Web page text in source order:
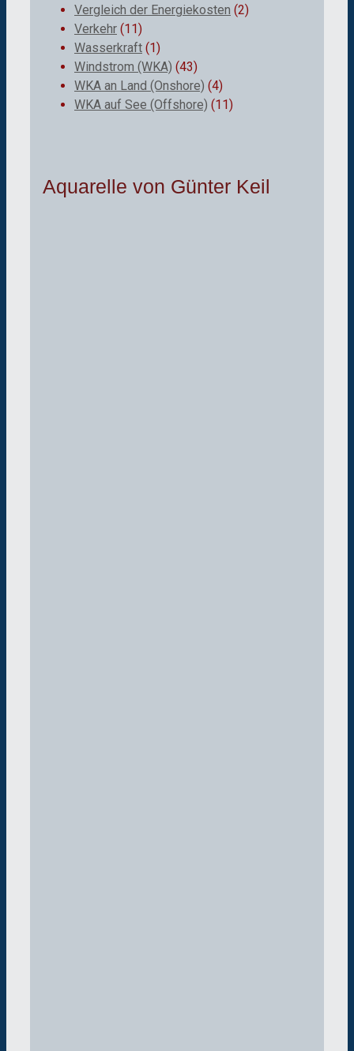
Vergleich der Energiekosten (2)
Verkehr (11)
Wasserkraft (1)
Windstrom (WKA) (43)
WKA an Land (Onshore) (4)
WKA auf See (Offshore) (11)
Aquarelle von Günter Keil